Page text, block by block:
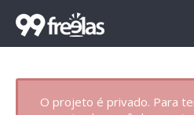
O projeto é privado. Para